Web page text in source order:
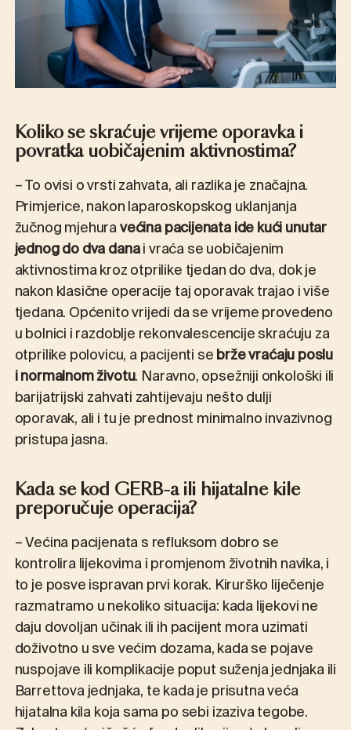
Koliko se skraćuje vrijeme oporavka i
povratka uobičajenim aktivnostima?
– To ovisi o vrsti zahvata, ali razlika je značajna.
Primjerice, nakon laparoskopskog uklanjanja
žučnog mjehuravećina pacijenata ide kući unutar
jednog do dva danai vraća se uobičajenim
aktivnostima kroz otprilike tjedan do dva, dok je
nakon klasične operacije taj oporavak trajao i više
tjedana. Općenito vrijedi da se vrijeme provedeno
u bolnici i razdoblje rekonvalescencije skraćuju za
otprilike polovicu, a pacijenti sebrže vraćaju poslu
i normalnom životu. Naravno, opsežniji onkološki ili
barijatrijski zahvati zahtijevaju nešto dulji
oporavak, ali i tu je prednost minimalno invazivnog
pristupa jasna.
Kada se kod GERB-a ili hijatalne kile
preporučuje operacija?
– Većina pacijenata s refluksom dobro se
kontrolira lijekovima i promjenom životnih navika, i
to je posve ispravan prvi korak. Kirurško liječenje
razmatramo u nekoliko situacija: kada lijekovi ne
daju dovoljan učinak ili ih pacijent mora uzimati
doživotno u sve većim dozama, kada se pojave
nuspojave ili komplikacije poput suženja jednjaka ili
Barrettova jednjaka, te kada je prisutna veća
hijatalna kila koja sama po sebi izaziva tegobe.